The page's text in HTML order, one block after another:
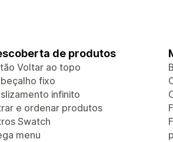
de produtos
Voltar ao topo
fixo
infinito
e ordenar produtos
Swatch
menu